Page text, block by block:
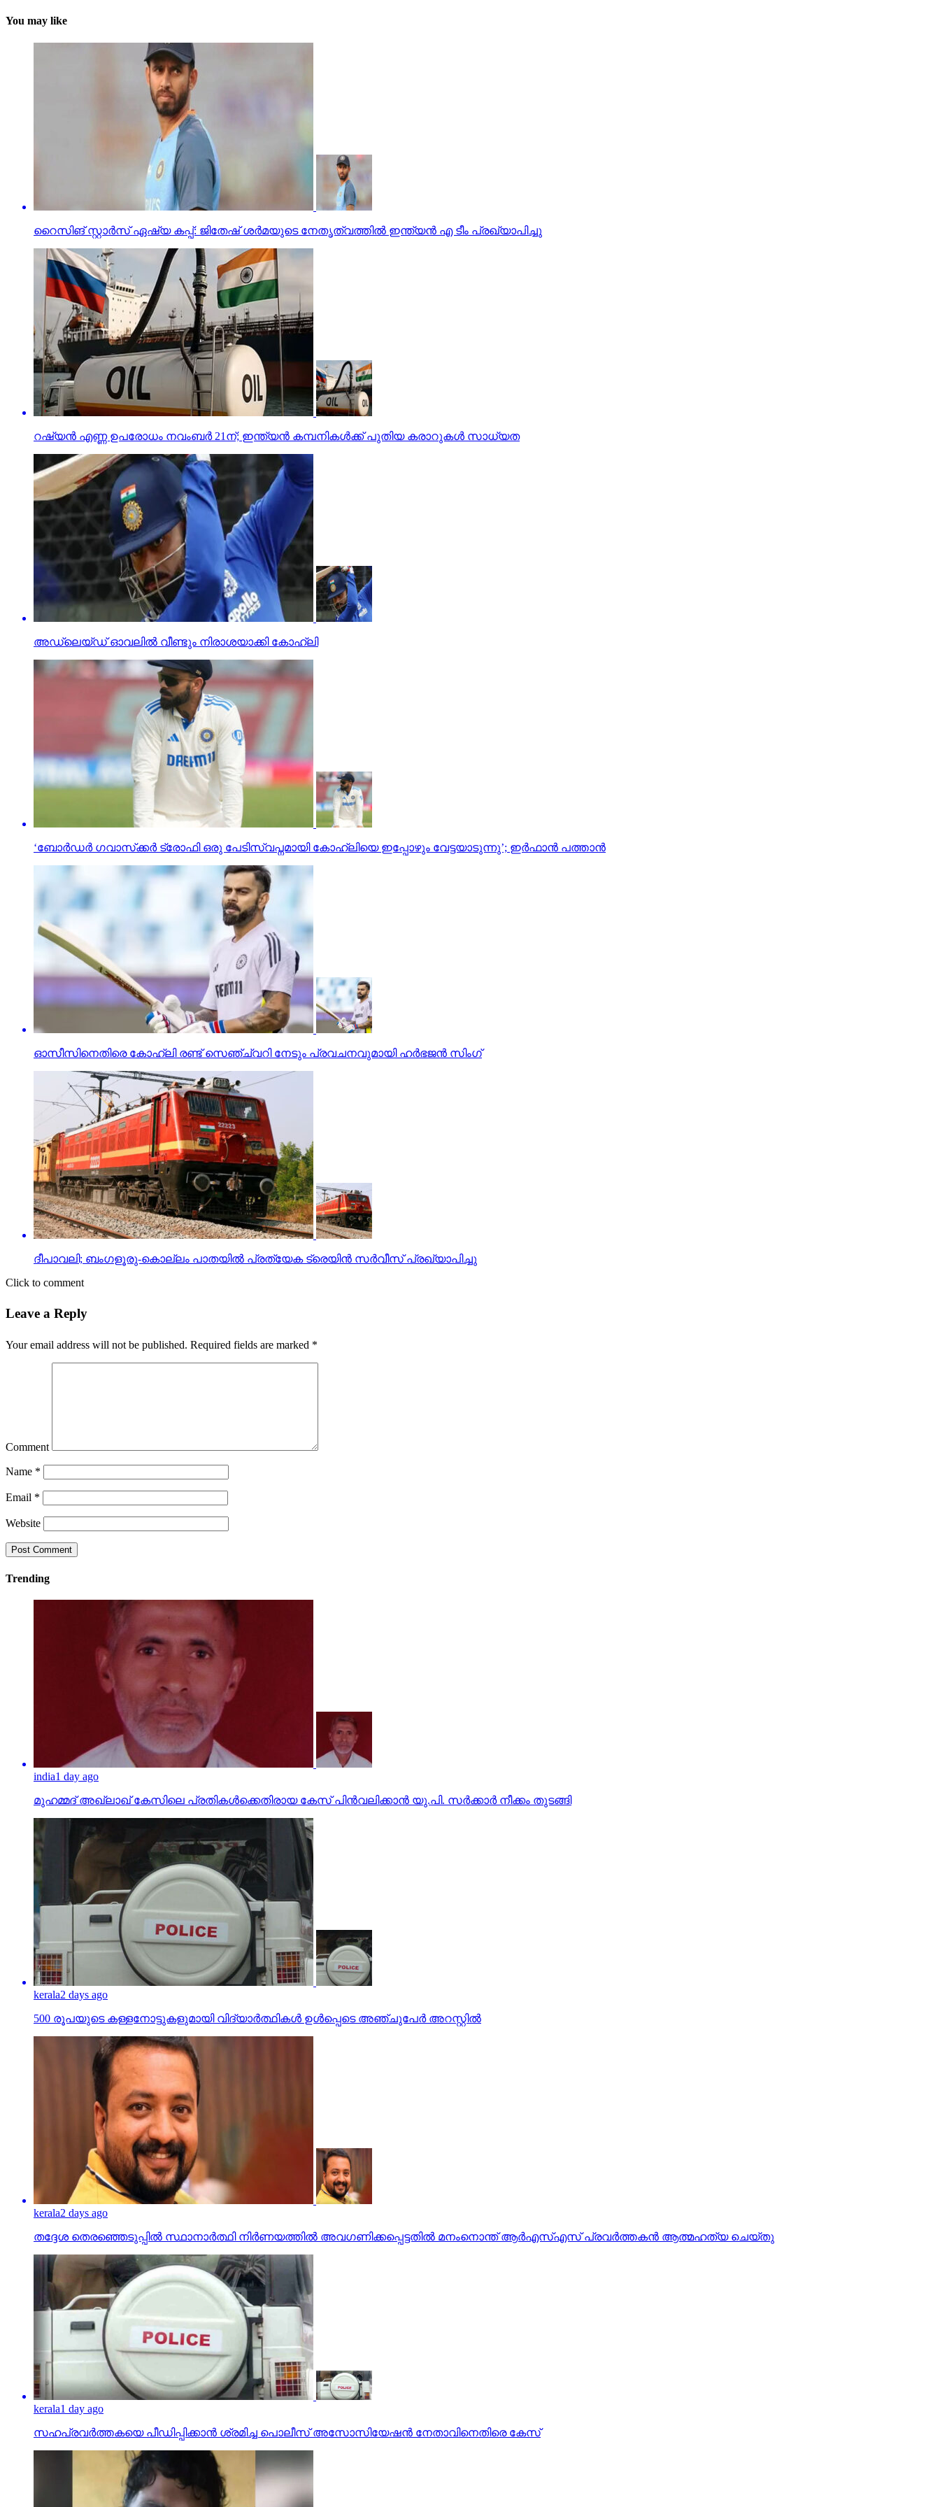
You may like
റൈസിങ് സ്റ്റാര്‍സ് ഏഷ്യ കപ്പ്: ജിതേഷ് ശര്‍മയുടെ നേതൃത്വത്തില്‍ ഇന്ത്യന്‍ എ ടീം പ്രഖ്യാപിച്ചു
റഷ്യന്‍ എണ്ണ ഉപരോധം നവംബര്‍ 21ന്; ഇന്ത്യന്‍ കമ്പനികള്‍ക്ക് പുതിയ കരാറുകള്‍ സാധ്യത
അഡ്ലെയ്ഡ് ഓവലില്‍ വീണ്ടും നിരാശയാക്കി കോഹ്ലി
‘ബോർഡർ ഗവാസ്‌ക്കർ ട്രോഫി ഒരു പേടിസ്വപ്നമായി കോഹ്‌ലിയെ ഇപ്പോഴും വേട്ടയാടുന്നു’; ഇർഫാൻ പത്താൻ
ഓസീസിനെതിരെ കോഹ്ലി രണ്ട് സെഞ്ച്വറി നേടും പ്രവചനവുമായി ഹര്‍ഭജന്‍ സിംഗ്
ദീപാവലി; ബംഗളൂരു-കൊല്ലം പാതയില്‍ പ്രത്യേക ട്രെയിന്‍ സര്‍വീസ് പ്രഖ്യാപിച്ചു
Click to comment
Leave a Reply
Your email address will not be published. Required fields are marked *
Comment
Name *
Email *
Website
Trending
india1 day ago
മുഹമ്മദ് അഖ്‌ലാഖ് കേസിലെ പ്രതികള്‍ക്കെതിരായ കേസ് പിന്‍വലിക്കാന്‍ യു.പി. സര്‍ക്കാര്‍ നീക്കം തുടങ്ങി
kerala2 days ago
500 രൂപയുടെ കള്ളനോട്ടുകളുമായി വിദ്യാര്‍ത്ഥികള്‍ ഉള്‍പ്പെടെ അഞ്ചുപേര്‍ അറസ്റ്റില്‍
kerala2 days ago
തദ്ദേശ തെരഞ്ഞെടുപ്പില്‍ സ്ഥാനാര്‍ത്ഥി നിര്‍ണയത്തില്‍ അവഗണിക്കപ്പെട്ടതില്‍ മനംനൊന്ത് ആര്‍എസ്എസ് പ്രവര്‍ത്തകന്‍ ആത്മഹത്യ ചെയ്തു
kerala1 day ago
സഹപ്രവര്‍ത്തകയെ പീഡിപ്പിക്കാന്‍ ശ്രമിച്ച പൊലീസ് അസോസിയേഷന്‍ നേതാവിനെതിരെ കേസ്